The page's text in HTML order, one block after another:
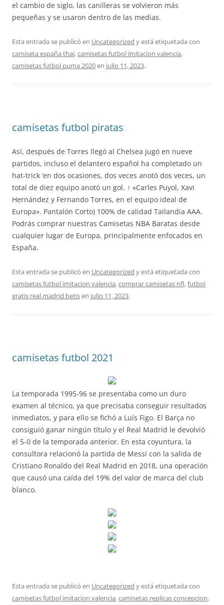
el cambio de siglo, las canilleras se volvieron más
pequeñas y se usaron dentro de las medias.
Esta entrada se publicó en Uncategorized y está etiquetada con
camiseta españa thai,camisetas futbol imitacion valencia,
camisetas futbol puma 2020en julio 11, 2023.
camisetas futbol piratas
Así, después de Torres llegó al Chelsea jugó en nueve
partidos, incluso el delantero español ha completado un
hat-trick ‘en dos ocasiones, dos veces anotó dos veces, un
total de diez equipo anotó un gol. ↑ «Carles Puyol, Xavi
Hernández y Fernando Torres, en el equipo ideal de
Europa». Pantalón Corto) 100% de calidad Tailandia AAA.
Podrás comprar nuestras Camisetas NBA Baratas desde
cualquier lugar de Europa, principalmente enfocados en
España.
Esta entrada se publicó en Uncategorized y está etiquetada con
camisetas futbol imitacion valencia,comprar camisetas nfl,futbol
gratis real madrid betisen julio 11, 2023.
camisetas futbol 2021
La temporada 1995-96 se presentaba como un duro
examen al técnico, ya que precisaba conseguir resultados
inmediatos, y para ello se fichó a Luís Figo. El Barça no
consiguió ganar ningún título y el Real Madrid le devolvió
el 5-0 de la temporada anterior. En esta coyuntura, la
consultora relacionó la partida de Messi con la salida de
Cristiano Ronaldo del Real Madrid en 2018, una operación
que causó una caída del 19% del valor de marca del club
blanco.
Esta entrada se publicó en Uncategorized y está etiquetada con
camisetas futbol imitacion valencia,camisetas replicas concepcion,